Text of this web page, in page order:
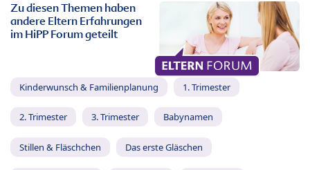
Zu diesen Themen haben
andere Eltern Erfahrungen
im HiPP Forum geteilt
Kinderwunsch & Familienplanung 1. Trimester
2. Trimester 3. Trimester Babynamen
Stillen & Fläschchen Das erste Gläschen